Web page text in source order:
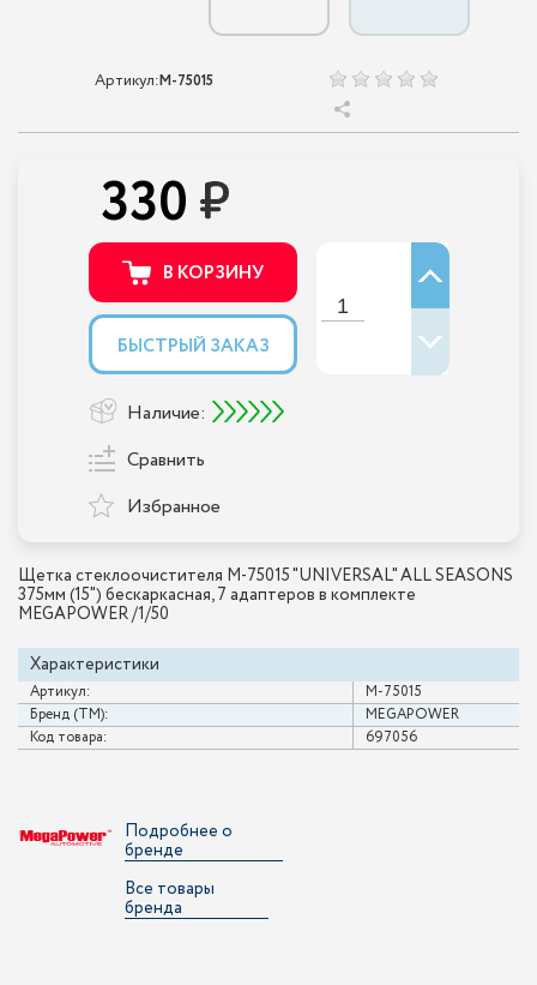
Артикул:M-75015
Щетка стеклоочистителя M-75015 "UNIVERSAL" ALL SEASONS
375мм (15") бескаркасная, 7 адаптеров в комплекте
MEGAPOWER /1/50
Характеристики
Артикул:
M-75015
Бренд (ТМ):
MEGAPOWER
Код товара:
697056
330
В КОРЗИНУ
БЫСТРЫЙ ЗАКАЗ
Наличие:
Сравнить
Избранное
Подробнее о
бренде
Все товары
бренда